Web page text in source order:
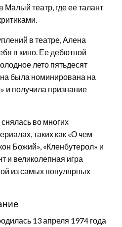
театр, где ее талант
в театре, Алена
в кино. Ее дебютной
лето пятьдесят
была номинирована на
и получила признание
во многих
таких как «О чем
Божий», «Кленбутерол» и
и великолепная игра
из самых популярных
13 апреля 1974 года